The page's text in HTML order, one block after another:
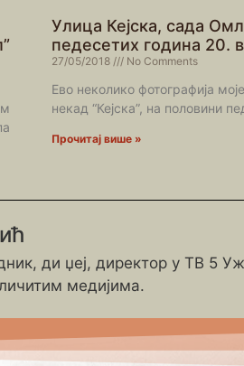
Улица Кејска, сада
педесетих година 20.
27/05/2018 No Comments
Ево неколико фотографија
некад “Кејска”, на половини
Прочитај више »
ди џеј, директор у ТВ 5
медијима.